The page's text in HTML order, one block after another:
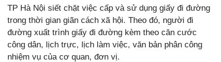
TP Hà Nội siết chặt việc cấp và sử dụng giấy đi đường
trong thời gian giãn cách xã hội. Theo đó, người đi
đường xuất trình giấy đi đường kèm theo căn cước
công dân, lịch trực, lịch làm việc, văn bản phân công
nhiệm vụ của cơ quan, đơn vị.